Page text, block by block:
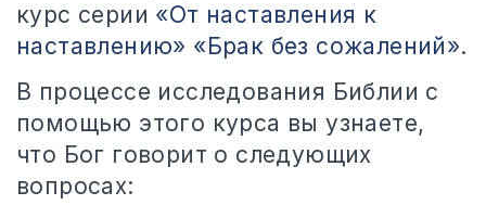
курс серии «От наставления к
наставлению» «Брак без сожалений».
В процессе исследования Библии с
помощью этого курса вы узнаете,
что Бог говорит о следующих
вопросах: